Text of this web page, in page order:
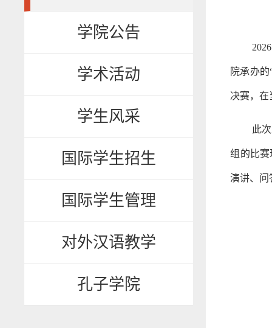
学院公告
学术活动
学生风采
国际学生招生
国际学生管理
对外汉语教学
孔子学院
院承办
决赛，在
此
组的比赛
演讲、问